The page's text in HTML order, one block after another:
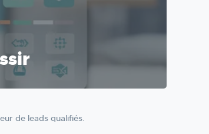
de leads qualifiés.